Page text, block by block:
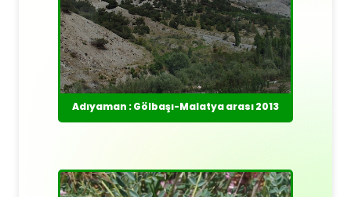
Adıyaman : Gölbaşı-Malatya arası 2013